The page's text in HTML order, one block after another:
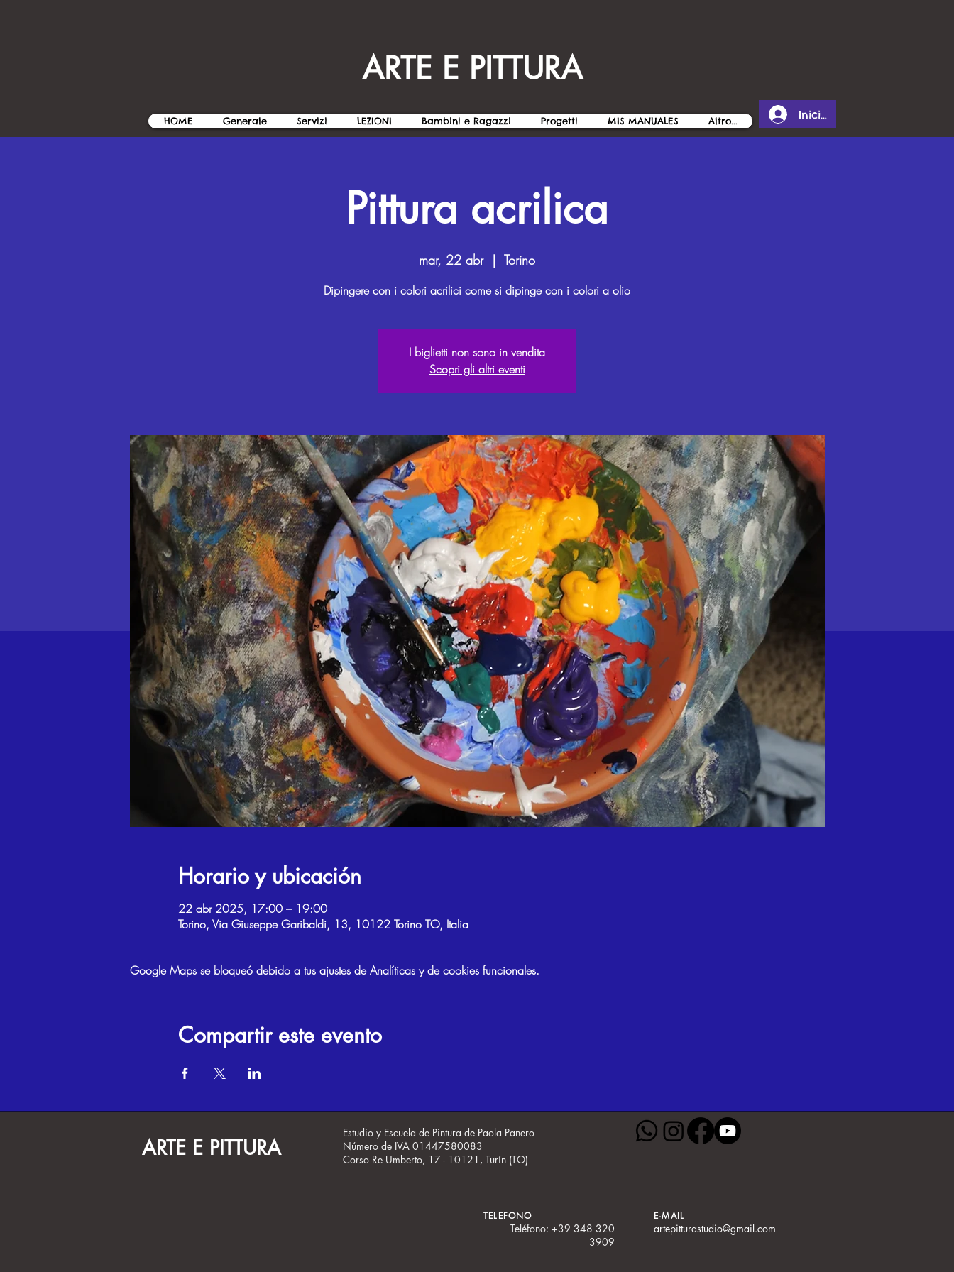
ARTE E PITTURA
HOME Generale Servizi LEZIONI Bambini e Ragazzi Progetti MIS MANUALES Altro... Iniciar sesión
Pittura acrilica
mar, 22 abr
  |
Torino
Dipingere con i colori acrilici come si dipinge con i colori a olio
I biglietti non sono in vendita
Scopri gli altri eventi
Horario y ubicación
22 abr 2025, 17:00 – 19:00
Torino, Via Giuseppe Garibaldi, 13, 10122 Torino TO, Italia
Google Maps se bloqueó debido a tus ajustes de Analíticas y de cookies funcionales.
Compartir este evento
ARTE E PITTURA
Estudio y Escuela de Pintura de Paola Panero
Número de IVA 01447580083
Corso Re Umberto, 17 - 10121, Turín (TO)
TELEFONO
Teléfono: +39 348 320
3909
E-MAIL
artepitturastudio@gmail.com